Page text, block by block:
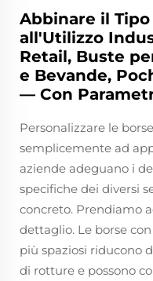
Abbinare il
all'Utilizzo
Retail, Buste
e Bevande,
— Con
Personalizzare le
semplicemente ad
aziende adeguano i
specifiche dei diversi
concreto. Prendiamo
dettaglio. Le borse
più spaziosi riducono
di rotture e possono